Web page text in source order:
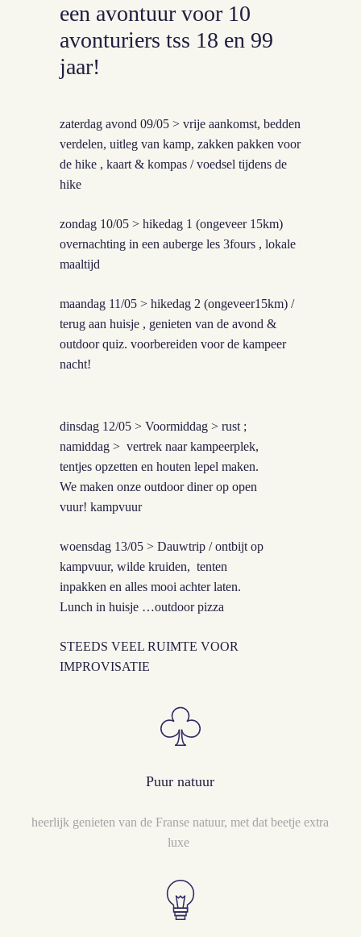
een avontuur voor 10
avonturiers tss 18 en 99
jaar!
zaterdag avond 09/05 > vrije aankomst, bedden
verdelen, uitleg van kamp, zakken pakken voor
de hike ,kaart & kompas / voedsel tijdens de
hike
zondag 10/05 > hikedag 1 (ongeveer 15km)
overnachting in eenauberge les 3fours , lokale
maaltijd
maandag 11/05 > hikedag 2 (ongeveer15km) /
terug aan huisje , genieten van de avond &
outdoor quiz.voorbereiden voor de kampeer
nacht!
dinsdag 12/05 > Voormiddag >rust ;
namiddag > vertrek naar kampeerplek,
tentjes opzetten enhouten lepel maken.
We maken onze outdoor diner opopen
vuur! kampvuur
woensdag 13/05 > Dauwtrip / ontbijt op
kampvuur, wilde kruiden, tenten
inpakken en alles mooi achter laten.
Lunch in huisje …outdoor pizza
STEEDS VEEL RUIMTE VOOR
IMPROVISATIE
Puur natuur
heerlijk genieten van de Franse natuur, met dat beetje extra
luxe